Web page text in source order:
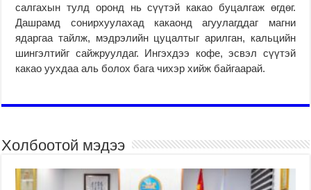
салгахын тулд оронд нь сүүтэй какао буцалгаж өгдөг.
Дашрамд сонирхуулахад какаонд агуулагддаг магни
ядаргаа тайлж, мэдрэлийн цуцалтыг арилган, кальцийн
шингэлтийг сайжруулдаг. Ингэхдээ кофе, эсвэл сүүтэй
какао уухдаа аль болох бага чихэр хийж байгаарай.
Холбоотой мэдээ